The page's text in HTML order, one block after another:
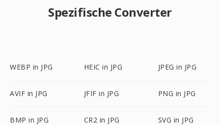
Spezifische Converter
WEBP in JPG HEIC in JPG JPEG in JPG
AVIF in JPG JFIF in JPG PNG in JPG
BMP in JPG CR2 in JPG SVG in JPG